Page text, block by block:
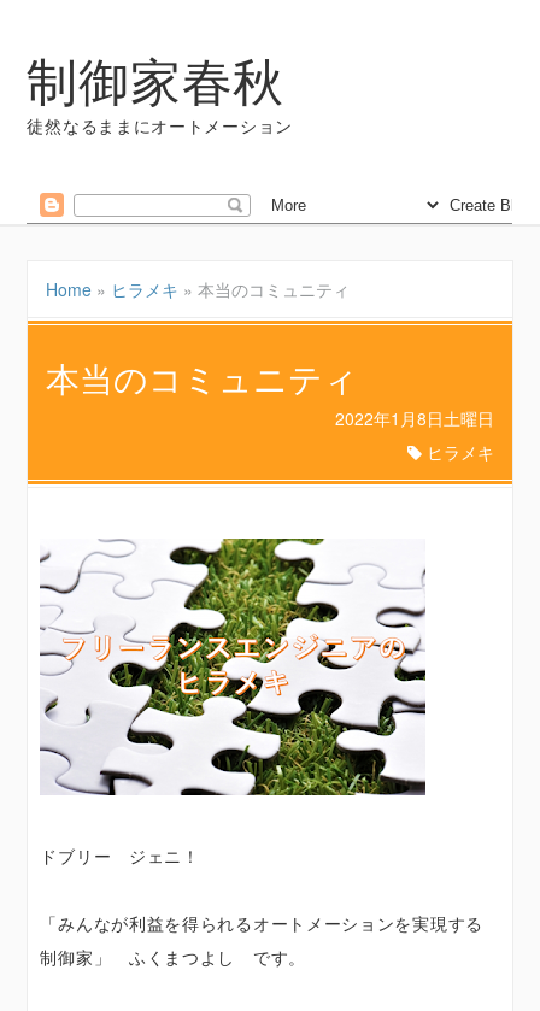
制御家春秋
徒然なるままにオートメーション
Home » ヒラメキ »本当のコミュニティ
本当のコミュニティ
2022年1月8日土曜日
ヒラメキ
ドブリー ジェニ！
「みんなが利益を得られるオートメーションを実現する
制御家」 ふくまつよし です。